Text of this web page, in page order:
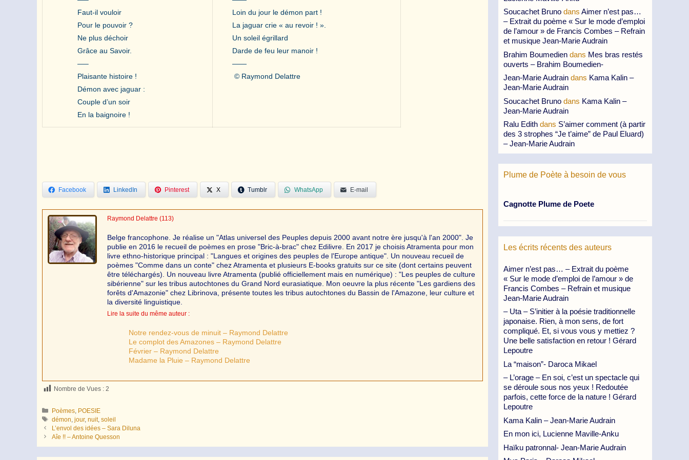
Faut-il vouloir
Pour le pouvoir ?
Ne plus déchoir
Grâce au Savoir.
—–
Plaisante histoire !
Démon avec jaguar :
Couple d’un soir
En la baignoire !
Loin du jour le démon part !
La jaguar crie « au revoir ! ».
Un soleil égrillard
Darde de feu leur manoir !
——
© Raymond Delattre
Facebook LinkedIn Pinterest X Tumblr WhatsApp E-mail
Raymond Delattre (113)
Belge francophone. Je réalise un "Atlas universel des Peuples depuis 2000 avant notre ère jusqu'à l'an 2000". Je
publie en 2016 le recueil de poèmes en prose "Bric-à-brac" chez Edilivre. En 2017 je choisis Atramenta pour mon
livre ethno-historique principal : "Langues et origines des peuples de l'Europe antique". Un nouveau recueil de
poèmes "Comme dans un conte" chez Atramenta et plusieurs E-books gratuits sur ce site (dont certains peuvent
être téléchargés). Un nouveau livre Atramenta (publié officiellement mais en numérique) : "Les peuples de culture
sibérienne" sur les tribus autochtones du Grand Nord eurasiatique. Mon oeuvre la plus récente "Les gardiens des
forêts d'Amazonie" chez Librinova, présente toutes les tribus autochtones du Bassin de l'Amazone, leur culture et
la diversité linguistique.
Lire la suite du même auteur :
Notre rendez-vous de minuit – Raymond Delattre
Le complot des Amazones – Raymond Delattre
Février – Raymond Delattre
Madame la Pluie – Raymond Delattre
Nombre de Vues : 2
Catégories
Poèmes POESIE
Étiquettes
démon ,jour,nuit,soleil
L’envol des idées – Sara Diluna
Aîe !! – Antoine Quesson
Soucachet Bruno dans Aimer n’est pas…
– Extrait du poème « Sur le mode d’emploi
de l’amour » de Francis Combes – Refrain
et musique Jean-Marie Audrain
Brahim Boumedien dans Mes bras restés
ouverts – Brahim Boumedien-
Jean-Marie Audrain dans Kama Kalin –
Jean-Marie Audrain
Soucachet Bruno dans Kama Kalin –
Jean-Marie Audrain
Ralu Edith dans S’aimer comment (à partir
des 3 strophes “Je t’aime” de Paul Eluard)
– Jean-Marie Audrain
Plume de Poète à besoin de vous
Cagnotte Plume de Poete
Les écrits récents des auteurs
Aimer n’est pas… – Extrait du poème
« Sur le mode d’emploi de l’amour » de
Francis Combes – Refrain et musique
Jean-Marie Audrain
– Uta – S’initier à la poésie traditionnelle
japonaise. Rien, à mon sens, de fort
compliqué. Et, si vous vous y mettiez ?
Une belle satisfaction en retour ! Gérard
Lepoutre
La “maison”- Daroca Mikael
– L’orage – En soi, c’est un spectacle qui
se déroule sous nos yeux ! Redoutée
parfois, cette force de la nature ! Gérard
Lepoutre
Kama Kalin – Jean-Marie Audrain
En mon ici, Lucienne Maville-Anku
Haïku patronnal- Jean-Marie Audrain